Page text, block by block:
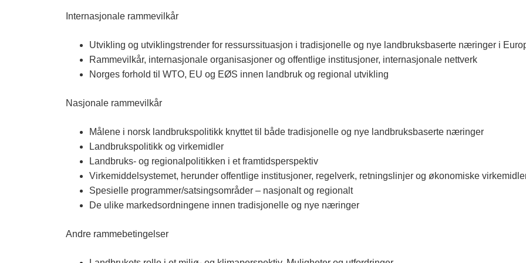
n
d
Internasjonale rammevilkår
Utvikling og utviklingstrender for ressurssituasjon i tradisjonelle og nye landbruksbaserte næringer i
Rammevilkår, internasjonale organisasjoner og offentlige institusjoner, internasjonale nettverk
Norges forhold til WTO, EU og EØS innen landbruk og regional utvikling
Nasjonale rammevilkår
Målene i norsk landbrukspolitikk knyttet til både tradisjonelle og nye landbruksbaserte næringer
Landbrukspolitikk og virkemidler
Landbruks- og regionalpolitikken i et framtidsperspektiv
Virkemiddelsystemet, herunder offentlige institusjoner, regelverk, retningslinjer og økonomiske
Spesielle programmer/satsingsområder – nasjonalt og regionalt
De ulike markedsordningene innen tradisjonelle og nye næringer
Andre rammebetingelser